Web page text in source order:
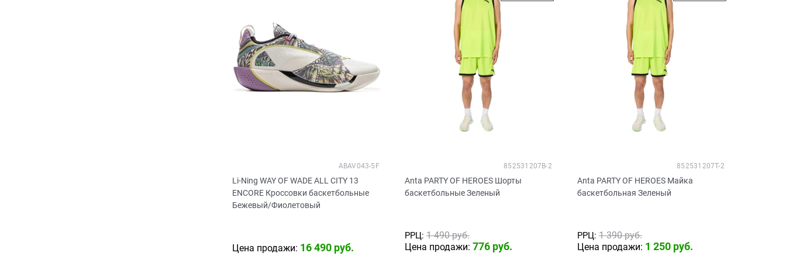
Li-Ning WAY OF WADE ALL CITY 13
ENCORE Кроссовки баскетбольные
Бежевый/Фиолетовый
ABAV043-5F
Цена продажи: 16 490 руб.
Anta PARTY OF HEROES Шорты
баскетбольные Зеленый
852531207B-2
РРЦ: 1 490 руб.
Цена продажи: 776 руб.
Anta PARTY OF HEROES Майка
баскетбольная Зеленый
852531207T-2
РРЦ: 1 390 руб.
Цена продажи: 1 250 руб.